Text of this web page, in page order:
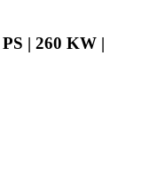
| 260 KW |